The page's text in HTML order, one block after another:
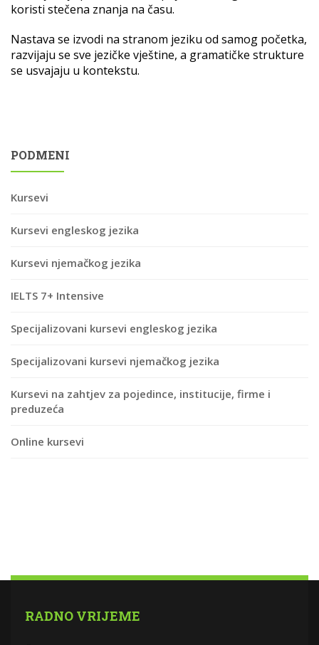
koristi stečena znanja na času.
Nastava se izvodi na stranom jeziku od samog početka,
razvijaju se sve jezičke vještine, a gramatičke strukture
se usvajaju u kontekstu.
PODMENI
Kursevi
Kursevi engleskog jezika
Kursevi njemačkog jezika
IELTS 7+ Intensive
Specijalizovani kursevi engleskog jezika
Specijalizovani kursevi njemačkog jezika
Kursevi na zahtjev za pojedince, institucije, firme i
preduzeća
Online kursevi
RADNO VRIJEME